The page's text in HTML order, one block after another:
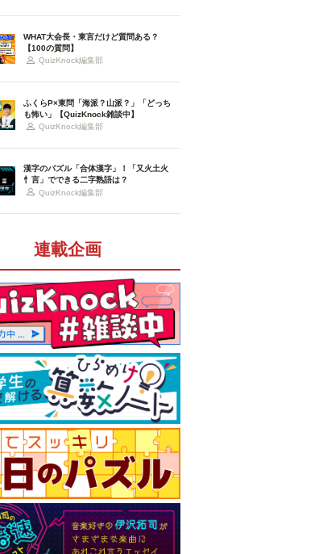
WHAT大会長・東言だけど質問ある？
【100の質問】
QuizKnock編集部
ふくらP×東問「海派？山派？」「どっち
も怖い」【QuizKnock雑談中】
QuizKnock編集部
漢字のパズル「合体漢字」！「又火土火
忄言」でできる二字熟語は？
QuizKnock編集部
連載企画